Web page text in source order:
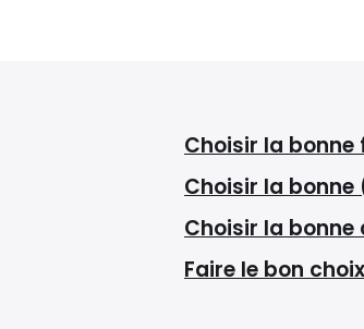
Choisir la
Choisir la
Choisir la
Faire le bon choix